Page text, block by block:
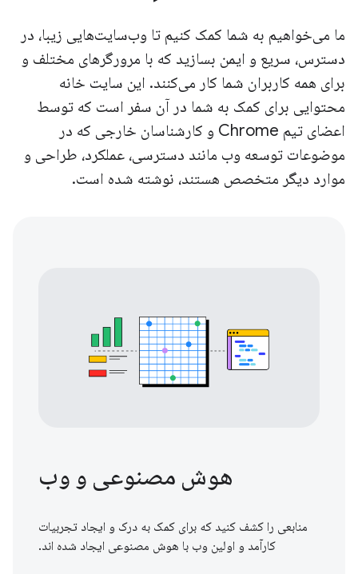
ما می‌خواهیم به شما کمک کنیم تا وب‌سایت‌هایی زیبا، در
دسترس، سریع و ایمن بسازید که با مرورگرهای مختلف و
برای همه کاربران شما کار می‌کنند. این سایت خانه
محتوایی برای کمک به شما در آن سفر است که توسط
اعضای تیم Chrome و کارشناسان خارجی که در
موضوعات توسعه وب مانند دسترسی، عملکرد، طراحی و
موارد دیگر متخصص هستند، نوشته شده است.
هوش مصنوعی و وب
منابعی را کشف کنید که برای کمک به درک و ایجاد تجربیات
کارآمد و اولین وب با هوش مصنوعی ایجاد شده اند.